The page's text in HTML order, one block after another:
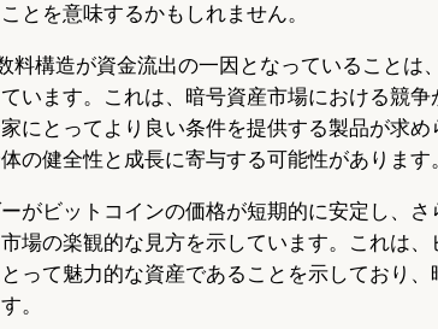
とを意味するかもしれません。
料構造が資金流出の一因となっていることは
います。これは、暗号資産市場における競
にとってより良い条件を提供する製品が求
の健全性と成長に寄与する可能性があります。
がビットコインの価格が短期的に安定し、
場の楽観的な見方を示しています。これは
って魅力的な資産であることを示しており
。